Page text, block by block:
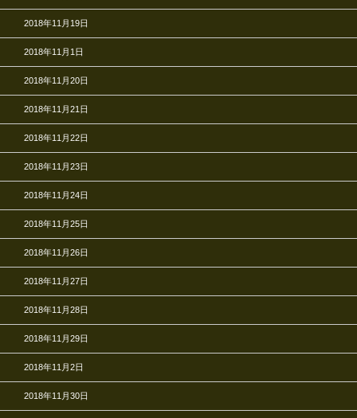
2018年11月19日
2018年11月1日
2018年11月20日
2018年11月21日
2018年11月22日
2018年11月23日
2018年11月24日
2018年11月25日
2018年11月26日
2018年11月27日
2018年11月28日
2018年11月29日
2018年11月2日
2018年11月30日